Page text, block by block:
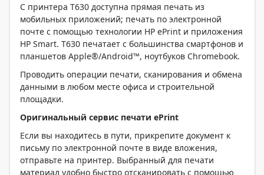
С принтера T630 доступна прямая печать из
мобильных приложений; печать по электронной
почте с помощью технологии HP ePrint и приложения
HP Smart. T630 печатает c большинства смартфонов и
планшетов Apple®/Android™, ноутбуков Chromebook.
Проводить операции печати, сканирования и обмена
данными в любом месте офиса и строительной
площадки.
Оригинальный сервис печати ePrint
Если вы находитесь в пути, прикрепите документ к
письму по электронной почте в виде вложения,
отправьте на принтер. Выбранный для печати
материал удобно быстро отсканировать с помощью